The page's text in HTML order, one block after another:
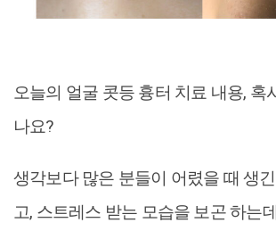
오늘의 얼굴 콧등 흉터 치료 내용, 혹
나요?
생각보다 많은 분들이 어렸을 때 생
고, 스트레스 받는 모습을 보곤 하는